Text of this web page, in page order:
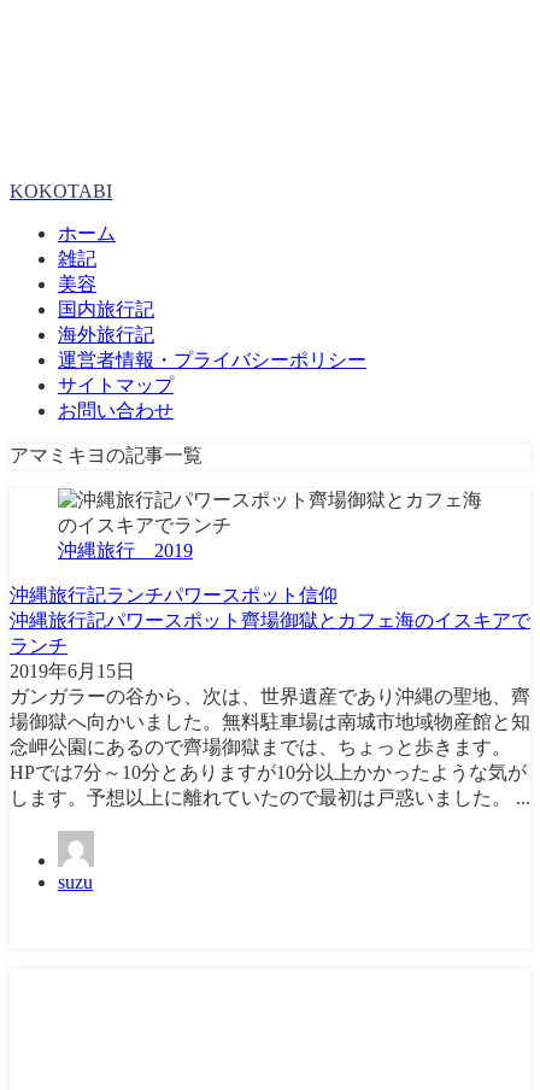
KOKOTABI
ホーム
雑記
美容
国内旅行記
海外旅行記
運営者情報・プライバシーポリシー
サイトマップ
お問い合わせ
アマミキヨの記事一覧
沖縄旅行＿2019
沖縄旅行記ランチパワースポット 信仰
沖縄旅行記パワースポット齊場御獄とカフェ海のイスキアで
ランチ
2019年6月15日
ガンガラーの谷から、次は、世界遺産であり沖縄の聖地、齊
場御獄へ向かいました。無料駐車場は南城市地域物産館と知
念岬公園にあるので齊場御獄までは、ちょっと歩きます。
HPでは7分～10分とありますが10分以上かかったような気が
します。予想以上に離れていたので最初は戸惑いました。 ...
suzu